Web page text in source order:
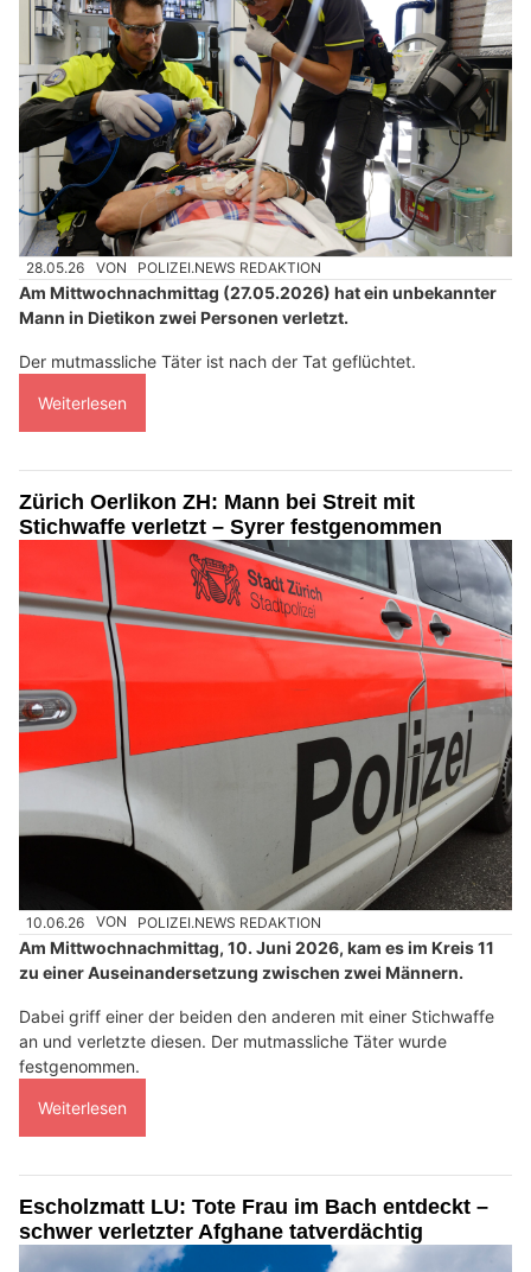
28.05.26 VON POLIZEI.NEWS REDAKTION
Am Mittwochnachmittag (27.05.2026) hat ein unbekannter
Mann in Dietikon zwei Personen verletzt.
Der mutmassliche Täter ist nach der Tat geflüchtet.
Weiterlesen
Zürich Oerlikon ZH: Mann bei Streit mit
Stichwaffe verletzt – Syrer festgenommen
10.06.26 VON POLIZEI.NEWS REDAKTION
Am Mittwochnachmittag, 10. Juni 2026, kam es im Kreis 11
zu einer Auseinandersetzung zwischen zwei Männern.
Dabei griff einer der beiden den anderen mit einer Stichwaffe
an und verletzte diesen. Der mutmassliche Täter wurde
festgenommen.
Weiterlesen
Escholzmatt LU: Tote Frau im Bach entdeckt –
schwer verletzter Afghane tatverdächtig